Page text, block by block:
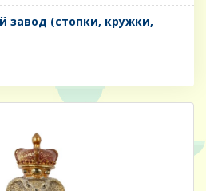
завод (стопки, кружки,